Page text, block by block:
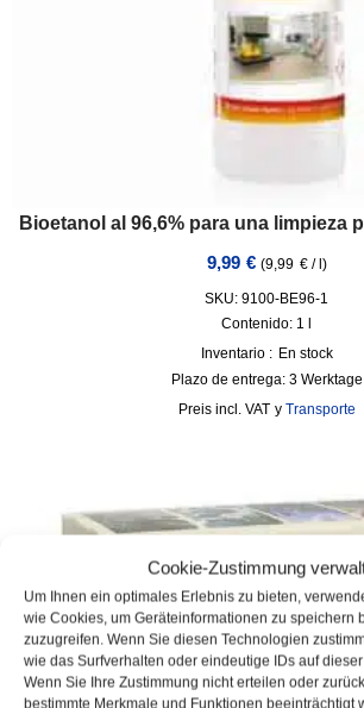
Cookie-Zustimmung
Um Ihnen ein optimales Erlebnis zu bieten,
wie Cookies, um Geräteinformationen zu speichern
zuzugreifen. Wenn Sie diesen Technologien
wie das Surfverhalten oder eindeutige IDs auf
Wenn Sie Ihre Zustimmung nicht erteilen oder
bestimmte Merkmale und Funktionen beeinträchtigt
Bioetanol al 96,6% para una limpieza
9,99 € (9,99 €/ )
SKU: 9100-BE96-1
Contenido: 1 l
Inventario : En stock
Plazo de entrega: 3 Werktage
incl. VAT y Transporte